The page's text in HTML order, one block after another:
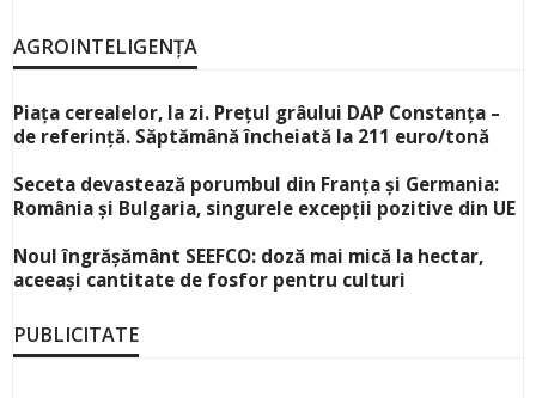
AGROINTELIGENȚA
Piața cerealelor, la zi. Prețul grâului DAP Constanța –
de referință. Săptămână încheiată la 211 euro/tonă
Seceta devastează porumbul din Franța și Germania:
România și Bulgaria, singurele excepții pozitive din UE
Noul îngrășământ SEEFCO: doză mai mică la hectar,
aceeași cantitate de fosfor pentru culturi
PUBLICITATE